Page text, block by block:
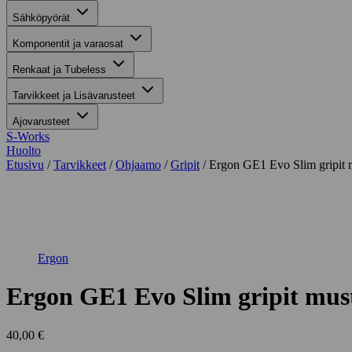
Sähköpyörät
Komponentit ja varaosat
Renkaat ja Tubeless
Tarvikkeet ja Lisävarusteet
Ajovarusteet
S-Works
Huolto
Etusivu /Tarvikkeet /Ohjaamo /Gripit / Ergon GE1 Evo Slim gripit
Ergon
Ergon GE1 Evo Slim gripit
40,00 €